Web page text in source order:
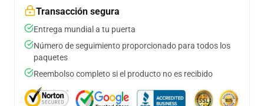
Transacción segura
Entrega mundial a tu puerta
Número de seguimiento proporcionado para todos los
paquetes
Reembolso completo si el producto no es recibido